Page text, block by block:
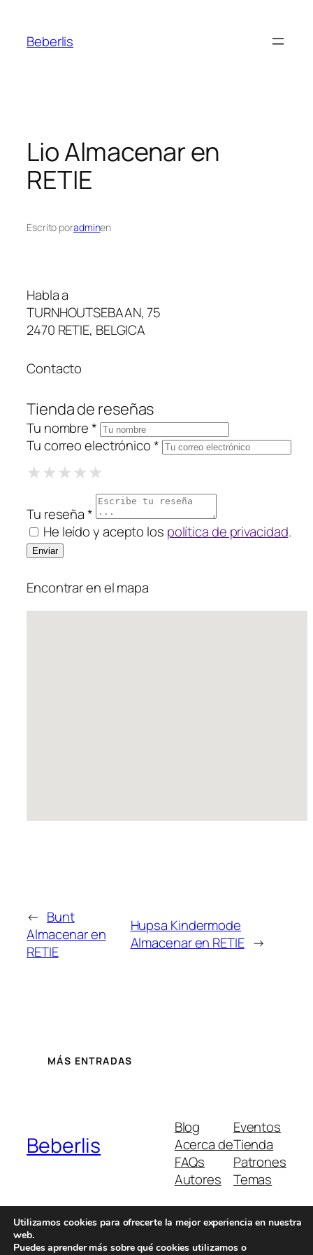
Beberlis
LioAlmacenar en
RETIE
Escrito poradminen
Habla a
TURNHOUTSEBAAN, 75
2470 RETIE, BELGICA
Contacto
Tienda de reseñas
Tu nombre *
Tu correo electrónico *
★1 Star
★★2 Stars
★★★3 Stars
★★★★4 Stars
★★★★★
Tu reseña *
He leído y acepto los política de privacidad.
Encontrar en el mapa
← Bunt
Almacenar en
RETIE
Hupsa Kindermode
Almacenar en RETIE →
MÁS ENTRADAS
Beberlis
Blog
Acerca de
FAQs
Autores
Eventos
Tienda
Patrones
Temas
Twenty Twenty-Five Diseñado con WordPress
Utilizamos cookies para ofrecerte la mejor experiencia en nuestra
web.
Puedes aprender más sobre qué cookies utilizamos o